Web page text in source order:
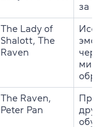
за
The Lady of
Shalott, The
Raven
The Raven,
Peter Pan